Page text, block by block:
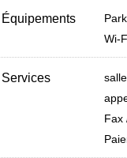
Équipements
Wi-
Services
Fax